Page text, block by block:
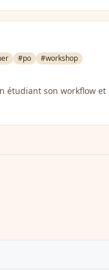
#po
#workshop
étudiant son workflow